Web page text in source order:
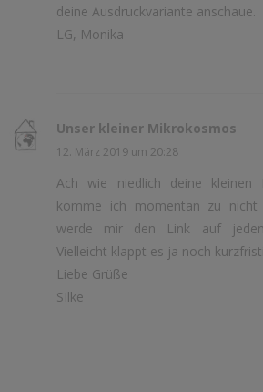
deine Ausdruckvariante anschaue.
LG, Monika
Unser kleiner Mikrokosmos
12. März 2019 um 20:28
Ach wie niedlich deine kleinen
komme ich momentan zu
werde mir den Link auf jeden
Vielleicht klappt es ja noch
Liebe Grüße
SIlke